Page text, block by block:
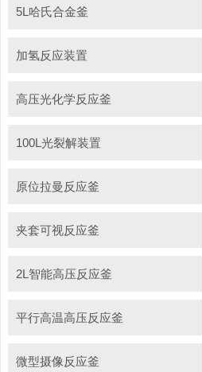
5L哈氏合金釜
加氢反应装置
高压光化学反应釜
100L光裂解装置
原位拉曼反应釜
夹套可视反应釜
2L智能高压反应釜
平行高温高压反应釜
微型摄像反应釜